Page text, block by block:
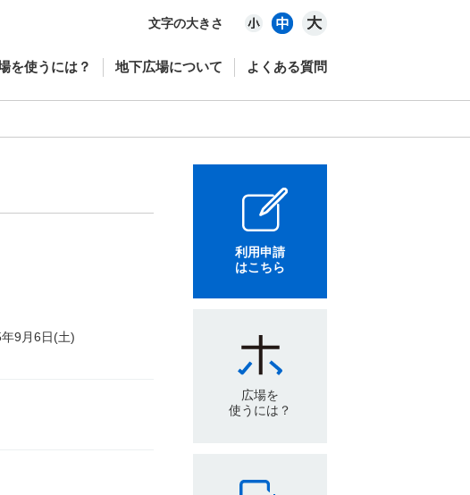
文字の大きさ
を使うには？ 地下広場について よくある質問
9月6日(土)
利用申請
はこちら
広場を
使うには？